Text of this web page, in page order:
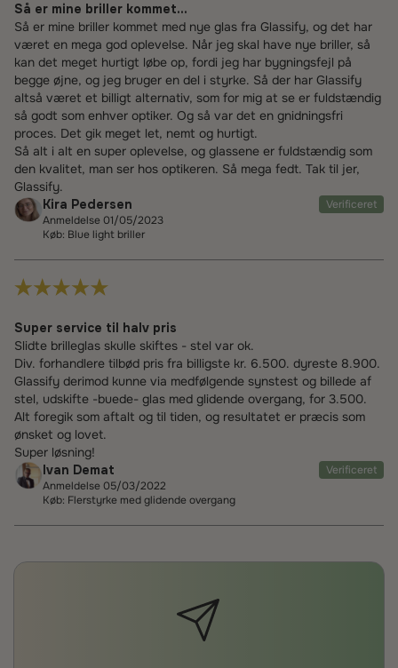
Så er mine briller kommet...
Så er mine briller kommet med nye glas fra Glassify, og det har
været en mega god oplevelse. Når jeg skal have nye briller, så
kan det meget hurtigt løbe op, fordi jeg har bygningsfejl på
begge øjne, og jeg bruger en del i styrke. Så der har Glassify
altså været et billigt alternativ, som for mig at se er fuldstændig
så godt som enhver optiker. Og så var det en gnidningsfri
proces. Det gik meget let, nemt og hurtigt.
Så alt i alt en super oplevelse, og glassene er fuldstændig som
den kvalitet, man ser hos optikeren. Så mega fedt. Tak til jer,
Glassify.
Kira Pedersen
Verificeret
Anmeldelse 01/05/2023
Køb: Blue light briller
Super service til halv pris
Slidte brilleglas skulle skiftes - stel var ok.
Div. forhandlere tilbød pris fra billigste kr. 6.500. dyreste 8.900.
Glassify derimod kunne via medfølgende synstest og billede af
stel, udskifte -buede- glas med glidende overgang, for 3.500.
Alt foregik som aftalt og til tiden, og resultatet er præcis som
ønsket og lovet.
Super løsning!
Ivan Demat
Verificeret
Anmeldelse 05/03/2022
Køb: Flerstyrke med glidende overgang